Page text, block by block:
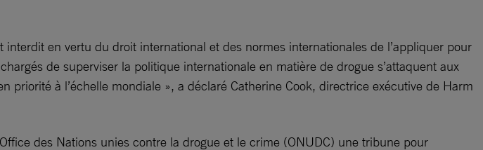
en vertu du droit international et des normes internationales de l’appliquer pour
de superviser la politique internationale en matière de drogue s’attaquent aux
à l’échelle mondiale », a déclaré Catherine Cook, directrice exécutive de Harm
des Nations unies contre la drogue et le crime (ONUDC) une tribune pour